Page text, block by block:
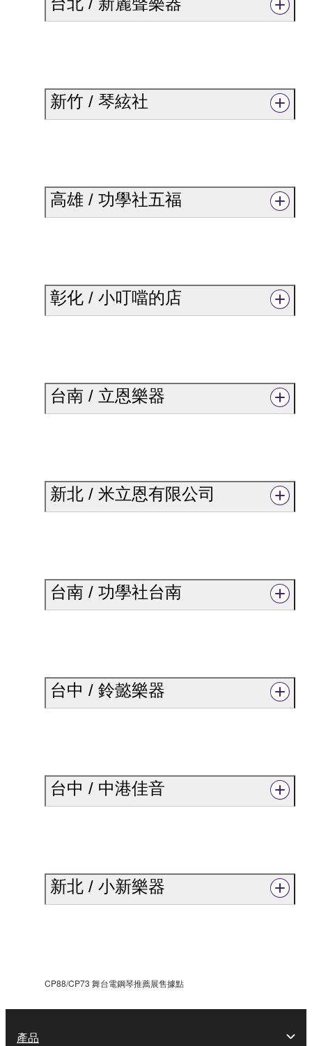
新竹 / 琴絃社
高雄 / 功學社五福
彰化 / 小叮噹的店
台南 / 立恩樂器
新北 / 米立恩有限公司
台南 / 功學社台南
台中 / 鈴懿樂器
台中 / 中港佳音
新北 / 小新樂器
CP88/CP73 舞台電鋼琴推薦展售據點
產品